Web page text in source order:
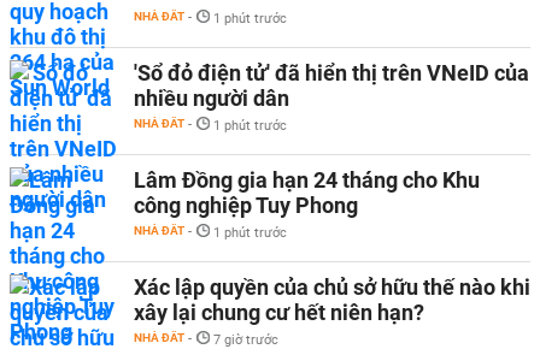
NHÀ ĐẤT - 1 phút trước
'Sổ đỏ điện tử' đã hiển thị trên VNeID của
nhiều người dân
NHÀ ĐẤT - 1 phút trước
Lâm Đồng gia hạn 24 tháng cho Khu
công nghiệp Tuy Phong
NHÀ ĐẤT - 1 phút trước
Xác lập quyền của chủ sở hữu thế nào khi
xây lại chung cư hết niên hạn?
NHÀ ĐẤT - 7 giờ trước